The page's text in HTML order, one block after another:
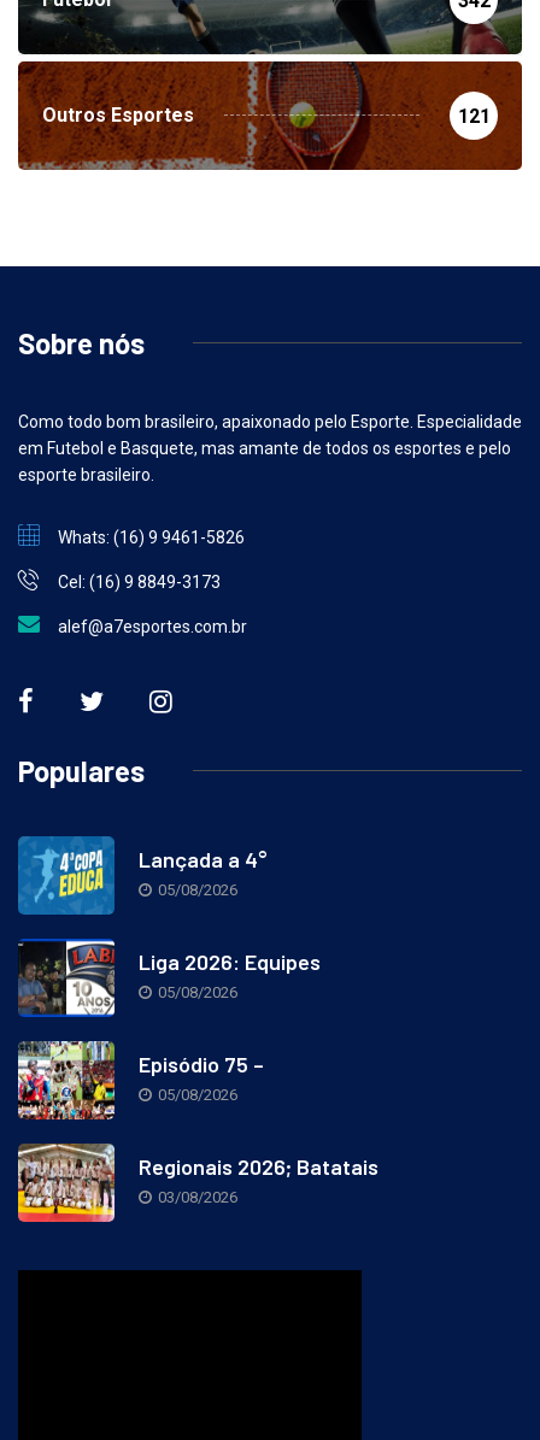
Futebol 342
Outros Esportes 121
Sobre nós
Como todo bom brasileiro, apaixonado pelo Esporte. Especialidade
em Futebol e Basquete, mas amante de todos os esportes e pelo
esporte brasileiro.
Whats: (16) 9 9461-5826
Cel: (16) 9 8849-3173
alef@a7esportes.com.br
Populares
Lançada a 4°
05/08/2026
Liga 2026: Equipes
05/08/2026
Episódio 75 –
05/08/2026
Regionais 2026; Batatais
03/08/2026